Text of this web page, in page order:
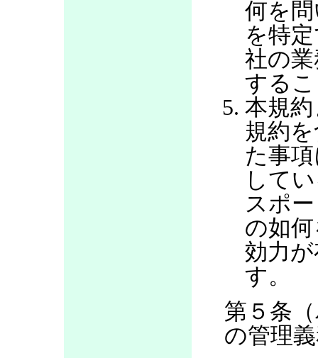
何を
を特
社の
する
本規
規約
た事
して
スポ
の如
効力
す。
第５条
の管理